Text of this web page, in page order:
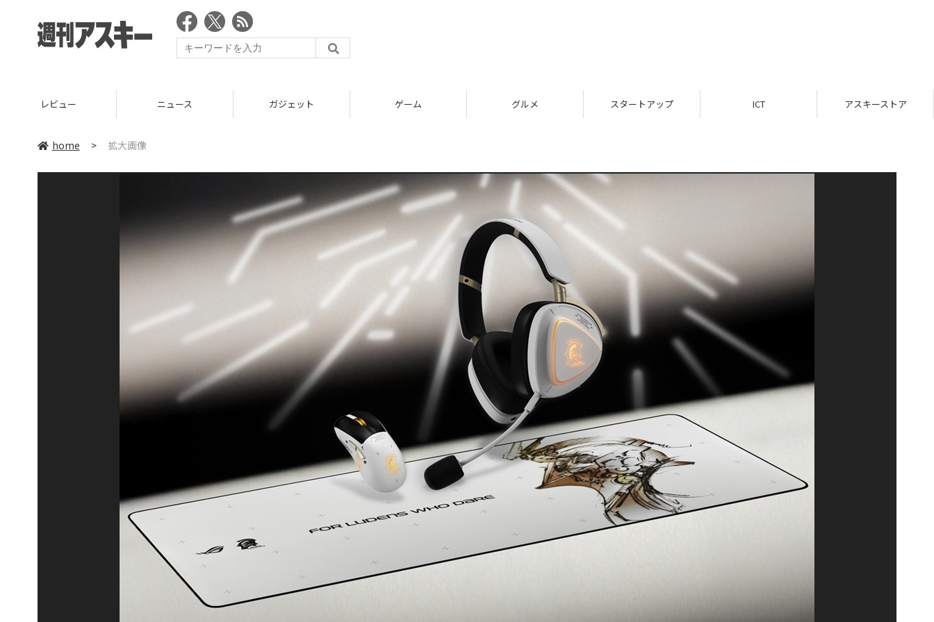
レビュー ニュース ガジェット ゲーム グルメ スタートアップ ICT アスキーストア
home > 拡大画像